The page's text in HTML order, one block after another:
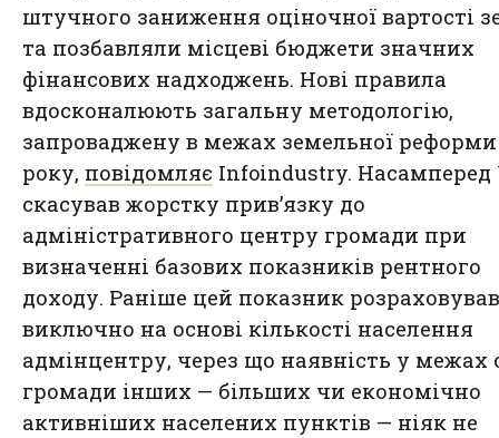
штучного заниження оціночної вартості
та позбавляли місцеві бюджети значних
фінансових надходжень. Нові правила
вдосконалюють загальну методологію,
запроваджену в межах земельної реформи
року, повідомляє Infoindustry. Насамперед
скасував жорстку прив’язку до
адміністративного центру громади при
визначенні базових показників рентного
доходу. Раніше цей показник
виключно на основі кількості населення
адмінцентру, через що наявність у межах
громади інших — більших чи економічно
активніших населених пунктів — ніяк не